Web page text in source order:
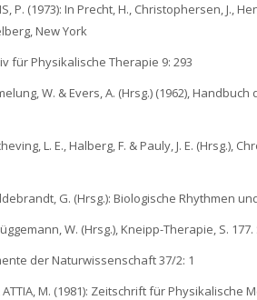
P. (1973): In Precht, H., Christophersen, J.,
New York
für Physikalische Therapie 9: 293
W. & Evers, A. (Hrsg.) (1962),
L. E., Halberg, F. & Pauly, J. E.
G. (Hrsg.): Biologische Rhythmen
W. (Hrsg.), Kneipp-Therapie, S.
der Naturwissenschaft 37/2: 1
ATTIA, M. (1981): Zeitschrift für Physikalische